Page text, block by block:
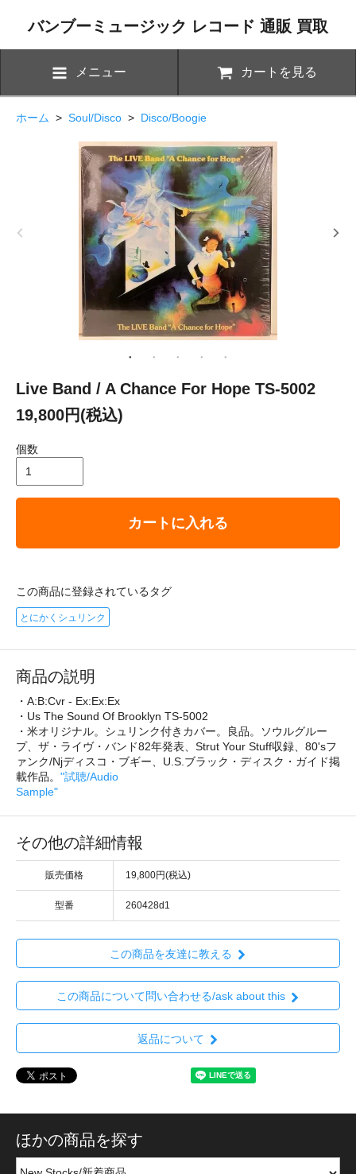
バンブーミュージック レコード 通販 買取
メニュー カートを見る
ホーム > Soul/Disco > Disco/Boogie
Live Band / A Chance For Hope TS-5002
19,800円(税込)
個数
カートに入れる
この商品に登録されているタグ
とにかくシュリンク
商品の説明
・A:B:Cvr - Ex:Ex:Ex
・Us The Sound Of Brooklyn TS-5002
・米オリジナル。シュリンク付きカバー。良品。ソウルグルー
プ、ザ・ライヴ・バンド82年発表、Strut Your Stuff収録、80'sフ
ァンク/Njディスコ・ブギー、U.S.ブラック・ディスク・ガイド掲
載作品。 "試聴/Audio
Sample"
その他の詳細情報
販売価格 19,800円(税込)
型番 260428d1
この商品を友達に教える
この商品について問い合わせる/ask about this
返品について
ほかの商品を探す